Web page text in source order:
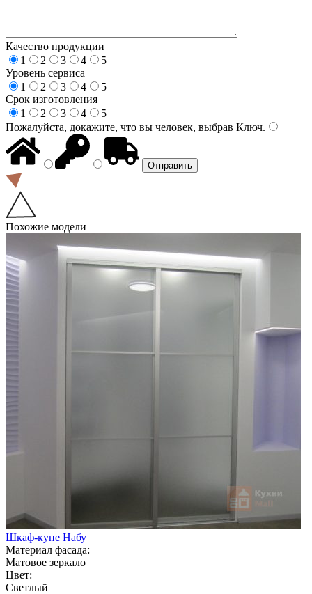
Качество продукции
1
2 3 4
5
Уровень сервиса
1
2 3 4
5
Срок изготовления
1
2 3 4
5
Пожалуйста, докажите, что вы человек, выбрав Ключ.
Похожие модели
Шкаф-купе Набу
Материал фасада:
Матовое зеркало
Цвет:
Светлый